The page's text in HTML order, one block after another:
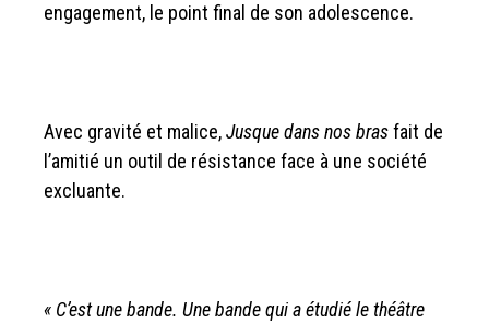
engagement, le point final de son adolescence.
Avec gravité et malice,Jusque dans nos brasfait de
l’amitié un outil de résistance face à une société
excluante.
« C’est une bande. Une bande qui a étudié le théâtre